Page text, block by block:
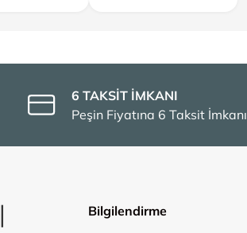
6 TAKSİT İMKANI
Peşin Fiyatına 6 Taksit İmkanı
Bilgilendirme